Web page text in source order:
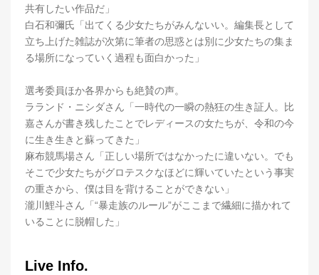
共有したい作品だ」
白石和彌氏「出てくる少女たちがみんないい。編集長として
立ち上げた雑誌が次第に筆者の思惑とは別に少女たちの集ま
る場所になっていく過程も面白かった」
選考委員ほか各界からも絶賛の声。
ラランド・ニシダさん「一時代の一瞬の熱狂の生き証人。比
嘉さんが書き残したことでレディースの女たちが、令和の今
に生き生きと蘇ってきた」
麻布競馬場さん「正しい場所ではなかったに違いない。でも
そこで少女たちがグロテスクなほどに輝いていたという事実
の重さから、僕は目を背けることができない」
瀧川鯉斗さん「“暴走族のルール”がここまで繊細に描かれて
いることに脱帽した」
Live Info.